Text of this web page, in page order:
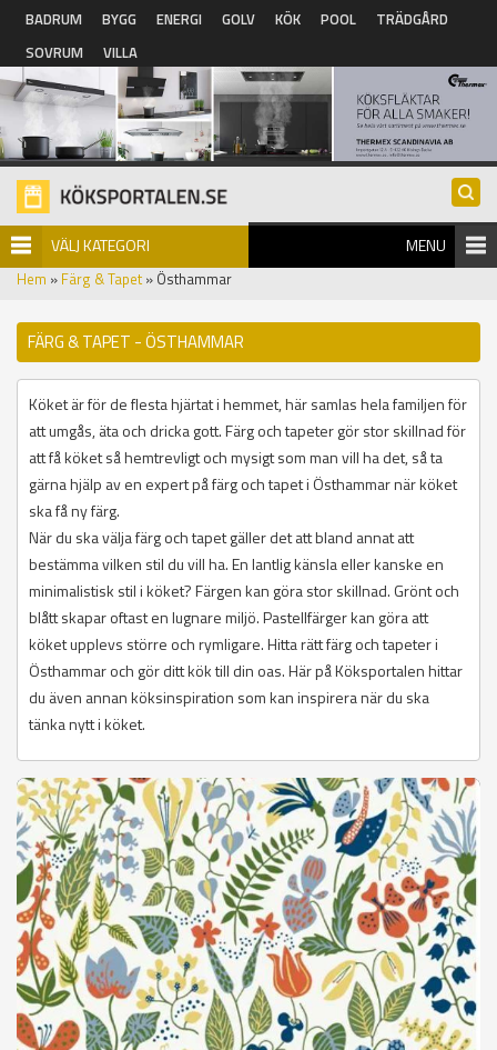
Hoppa till huvudinnehåll
BADRUM BYGG ENERGI GOLV KÖK POOL
TRÄDGÅRD
SOVRUM
VILLA
VÄLJ KATEGORI MENU
Hem » Färg & Tapet» Östhammar
FÄRG & TAPET - ÖSTHAMMAR
Köket är för de flesta hjärtat i hemmet, här samlas hela familjen för
att umgås, äta och dricka gott. Färg och tapeter gör stor skillnad för
att få köket så hemtrevligt och mysigt som man vill ha det, så ta
gärna hjälp av en expert på färg och tapet i Östhammar när köket
ska få ny färg.
När du ska välja färg och tapet gäller det att bland annat att
bestämma vilken stil du vill ha. En lantlig känsla eller kanske en
minimalistisk stil i köket? Färgen kan göra stor skillnad. Grönt och
blått skapar oftast en lugnare miljö. Pastellfärger kan göra att
köket upplevs större och rymligare. Hitta rätt färg och tapeter i
Östhammar och gör ditt kök till din oas. Här på Köksportalen hittar
du även annan köksinspiration som kan inspirera när du ska
tänka nytt i köket.